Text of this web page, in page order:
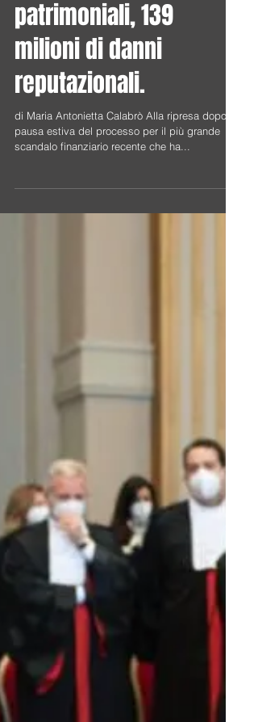
Scandalo di Londra:
700 milioni di danni
patrimoniali, 139
milioni di danni
reputazionali.
di Maria Antonietta Calabrò Alla ripresa dopo la
scandalo finanziario recente che ha...